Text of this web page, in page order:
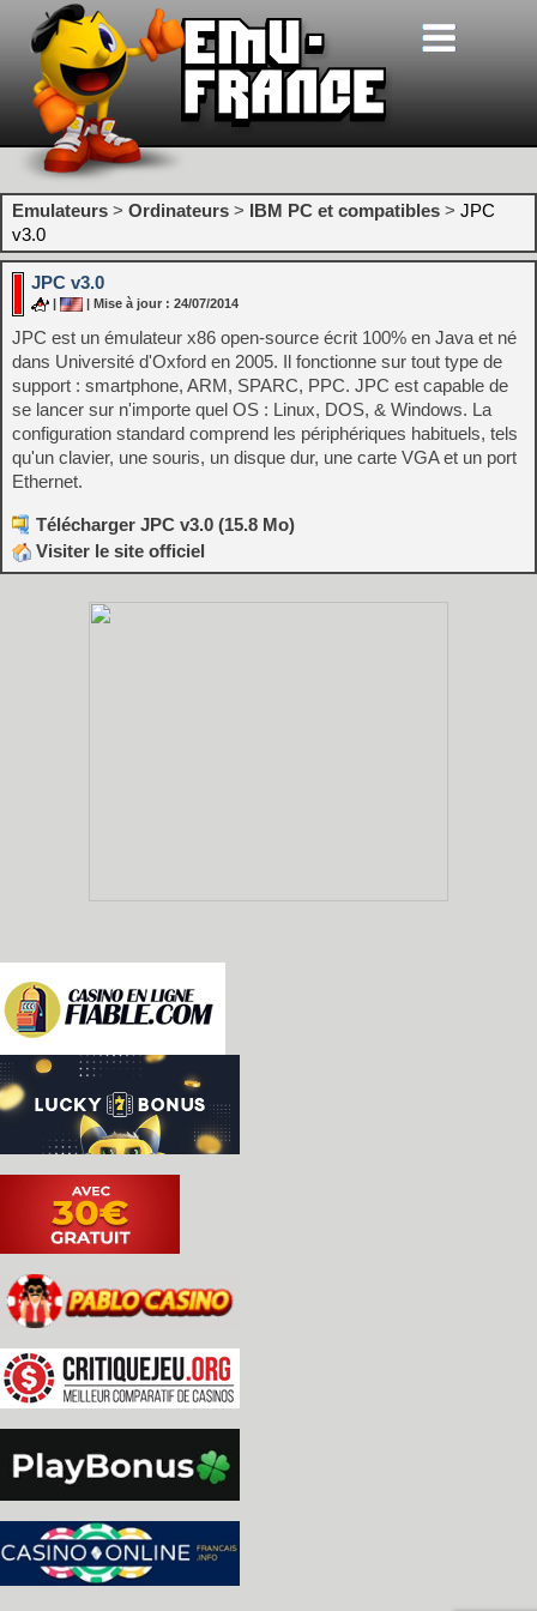
Emulateurs > Ordinateurs > IBM PC et compatibles > JPC
v3.0
JPC v3.0
| | Mise à jour : 24/07/2014
JPC est un émulateur x86 open-source écrit 100% en Java et né
dans Université d'Oxford en 2005. Il fonctionne sur tout type de
support : smartphone, ARM, SPARC, PPC. JPC est capable de
se lancer sur n'importe quel OS : Linux, DOS, & Windows. La
configuration standard comprend les périphériques habituels, tels
qu'un clavier, une souris, un disque dur, une carte VGA et un port
Ethernet.
Télécharger JPC v3.0 (15.8 Mo)
Visiter le site officiel